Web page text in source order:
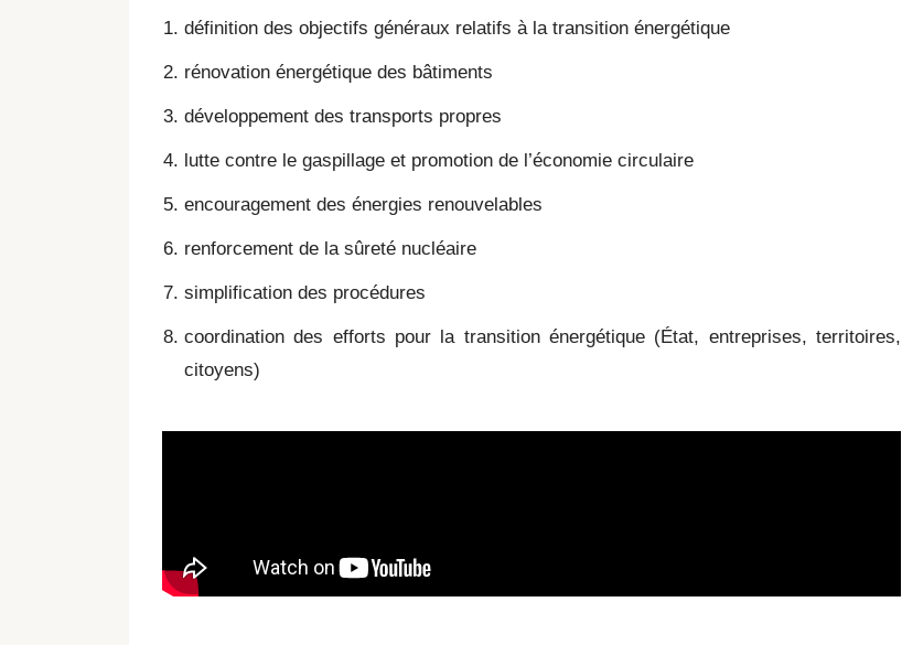
définition des objectifs généraux relatifs à la transition énergétique
rénovation énergétique des bâtiments
développement des transports propres
lutte contre le gaspillage et promotion de l’économie circulaire
encouragement des énergies renouvelables
renforcement de la sûreté nucléaire
simplification des procédures
coordination des efforts pour la transition énergétique (État, entreprises, territoires,
citoyens)